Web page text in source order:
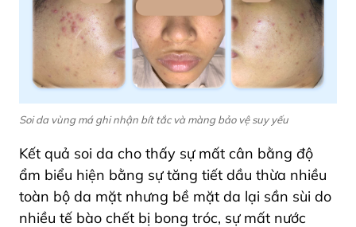
Soi da vùng má ghi nhận bít tắc và màng bảo vệ suy yếu
Kết quả soi da cho thấy sự mất cân bằng độ
ẩm biểu hiện bằng sự tăng tiết dầu thừa nhiều
toàn bộ da mặt nhưng bề mặt da lại sần sùi do
nhiều tế bào chết bị bong tróc, sự mất nước